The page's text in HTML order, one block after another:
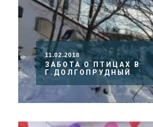
11.02.2018
ЗАБОТА О ПТИЦАХ В
Г.ДОЛГОПРУДНЫЙ